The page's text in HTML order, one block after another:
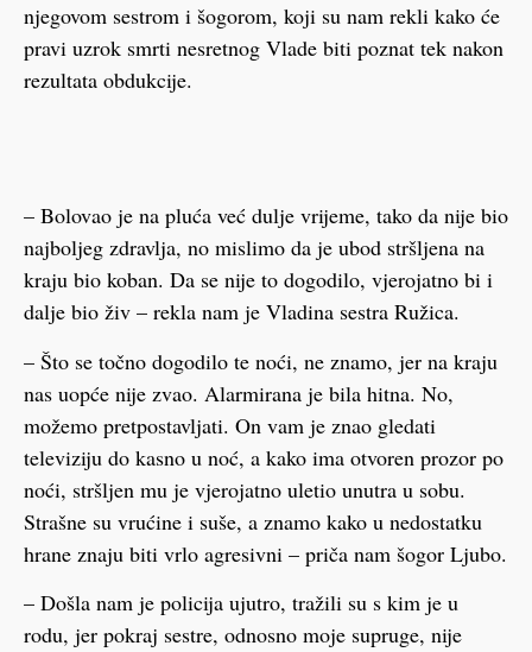
njegovom sestrom i šogorom, koji su nam rekli kako će
pravi uzrok smrti nesretnog Vlade biti poznat tek nakon
rezultata obdukcije.
– Bolovao je na pluća već dulje vrijeme, tako da nije bio
najboljeg zdravlja, no mislimo da je ubod stršljena na
kraju bio koban. Da se nije to dogodilo, vjerojatno bi i
dalje bio živ – rekla nam je Vladina sestra Ružica.
– Što se točno dogodilo te noći, ne znamo, jer na kraju
nas uopće nije zvao. Alarmirana je bila hitna. No,
možemo pretpostavljati. On vam je znao gledati
televiziju do kasno u noć, a kako ima otvoren prozor po
noći, stršljen mu je vjerojatno uletio unutra u sobu.
Strašne su vrućine i suše, a znamo kako u nedostatku
hrane znaju biti vrlo agresivni – priča nam šogor Ljubo.
– Došla nam je policija ujutro, tražili su s kim je u
rodu, jer pokraj sestre, odnosno moje supruge, nije